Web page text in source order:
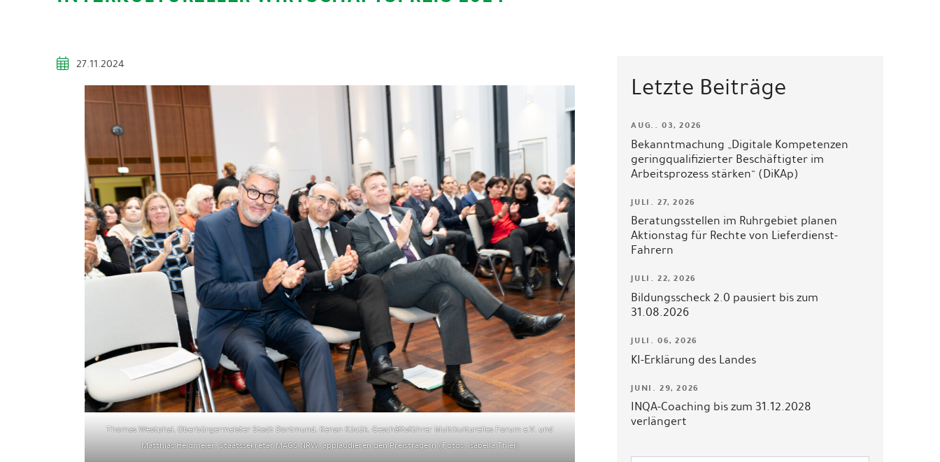
27.11.2024
Thomas Westphal, Oberbürgermeister Stadt Dortmund, Kenan Kücük, Geschäftsführer Multikulturelles Forum e.V. und
Matthias Heidmeier, Staatssekretär MAGS NRW, applaudieren den Preisträgern (Fotos: Isabella Thiel)
Letzte Beiträge
AUG.. 03, 2026
Bekanntmachung „Digitale Kompetenzen
geringqualifizierter Beschäftigter im
Arbeitsprozess stärken“ (DiKAp)
JULI. 27, 2026
Beratungsstellen im Ruhrgebiet planen
Aktionstag für Rechte von Lieferdienst-
Fahrern
JULI. 22, 2026
Bildungsscheck 2.0 pausiert bis zum
31.08.2026
JULI. 06, 2026
KI-Erklärung des Landes
JUNI. 29, 2026
INQA-Coaching bis zum 31.12.2028
verlängert